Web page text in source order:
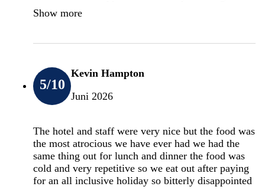
Show more
5/10
Kevin Hampton
Juni 2026
The hotel and staff were very nice but the food was
the most atrocious we have ever had we had the
same thing out for lunch and dinner the food was
cold and very repetitive so we eat out after paying
for an all inclusive holiday so bitterly disappointed